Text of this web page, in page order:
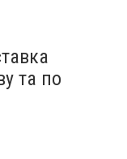
та по